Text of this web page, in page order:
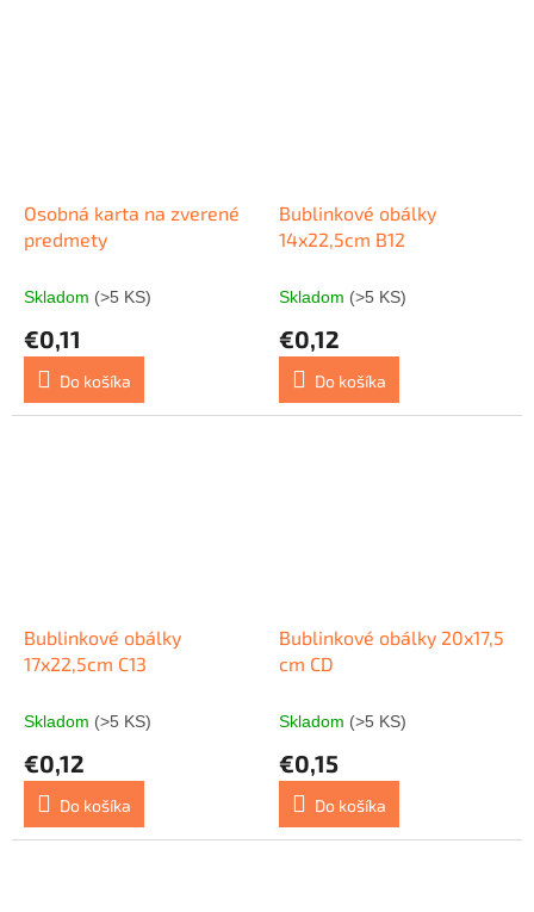
Osobná karta na zverené
predmety
Skladom (>5 KS)
€0,11
Do košíka
Bublinkové obálky
14x22,5cm B12
Skladom (>5 KS)
€0,12
Do košíka
Bublinkové obálky
17x22,5cm C13
Skladom (>5 KS)
€0,12
Do košíka
Bublinkové obálky 20x17,5
cm CD
Skladom (>5 KS)
€0,15
Do košíka